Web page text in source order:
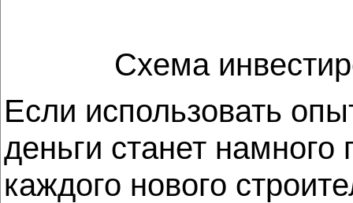
Схема
Если использовать
деньги станет
каждого нового